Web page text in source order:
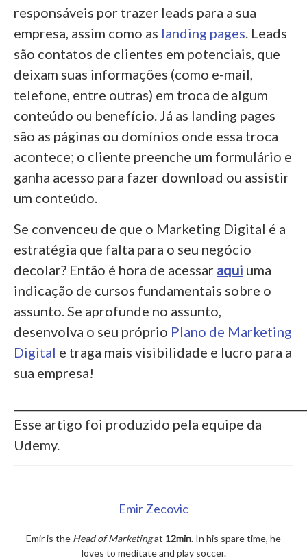
responsáveis por trazer leads para a sua
empresa, assim como as landing pages. Leads
são contatos de clientes em potenciais, que
deixam suas informações (como e-mail,
telefone, entre outras) em troca de algum
conteúdo ou benefício. Já as landing pages
são as páginas ou domínios onde essa troca
acontece; o cliente preenche um formulário e
ganha acesso para fazer download ou assistir
um conteúdo.
Se convenceu de que o Marketing Digital é a
estratégia que falta para o seu negócio
decolar? Então é hora de acessar aqui uma
indicação de cursos fundamentais sobre o
assunto. Se aprofunde no assunto,
desenvolva o seu próprio Plano de Marketing
Digital e traga mais visibilidade e lucro para a
sua empresa!
Esse artigo foi produzido pela equipe da
Udemy.
Emir Zecovic
Emir is the Head of Marketingat 12min. In his spare time, he
loves to meditate and play soccer.